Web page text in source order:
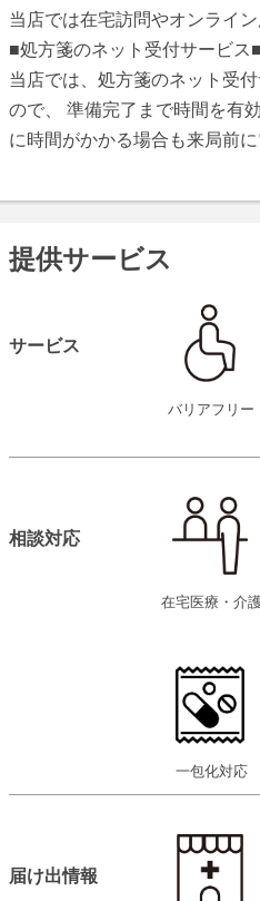
当店では在宅訪問やオンライ
■処方箋のネット受付サービス■
当店では、処方箋のネット受
ので、 準備完了まで時間を有
に時間がかかる場合も来局前
提供サービス
サービス
バリアフリー
相談対応
在宅医療・介護
一包化対応
届け出情報